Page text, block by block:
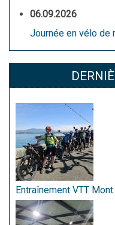
06.09.2026
Journée en vélo de
Entraînement VTT